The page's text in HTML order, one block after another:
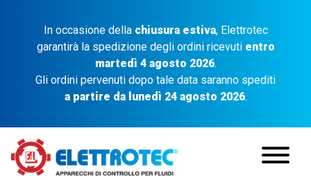
In occasione della chiusura estiva, Elettrotec
garantirà la spedizione degli ordini ricevuti entro
martedì 4 agosto 2026.
Gli ordini pervenuti dopo tale data saranno spediti
a partire da lunedì 24 agosto 2026.